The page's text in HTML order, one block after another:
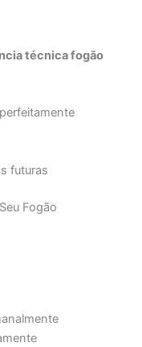
técnica fogão
futuras
Fogão